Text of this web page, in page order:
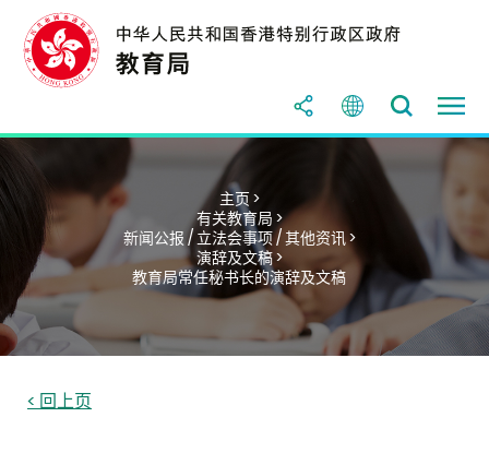
主页 >
有关教育局 >
新闻公报 / 立法会事项 / 其他资讯 >
演辞及文稿 >
教育局常任秘书长的演辞及文稿
< 回上页